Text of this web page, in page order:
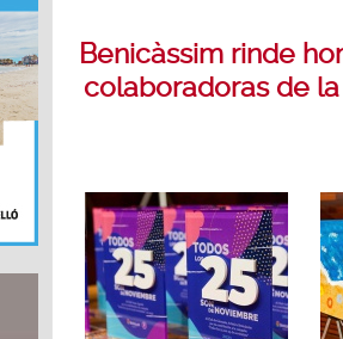
Benicàssim rinde
colaboradoras de la